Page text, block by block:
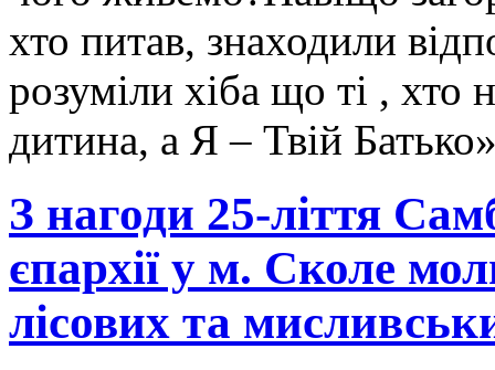
хто питав, знаходили
розуміли хіба що ті ,
дитина, а Я – Твій
З нагоди 25-ліття
єпархії у м. Сколе
лісових та